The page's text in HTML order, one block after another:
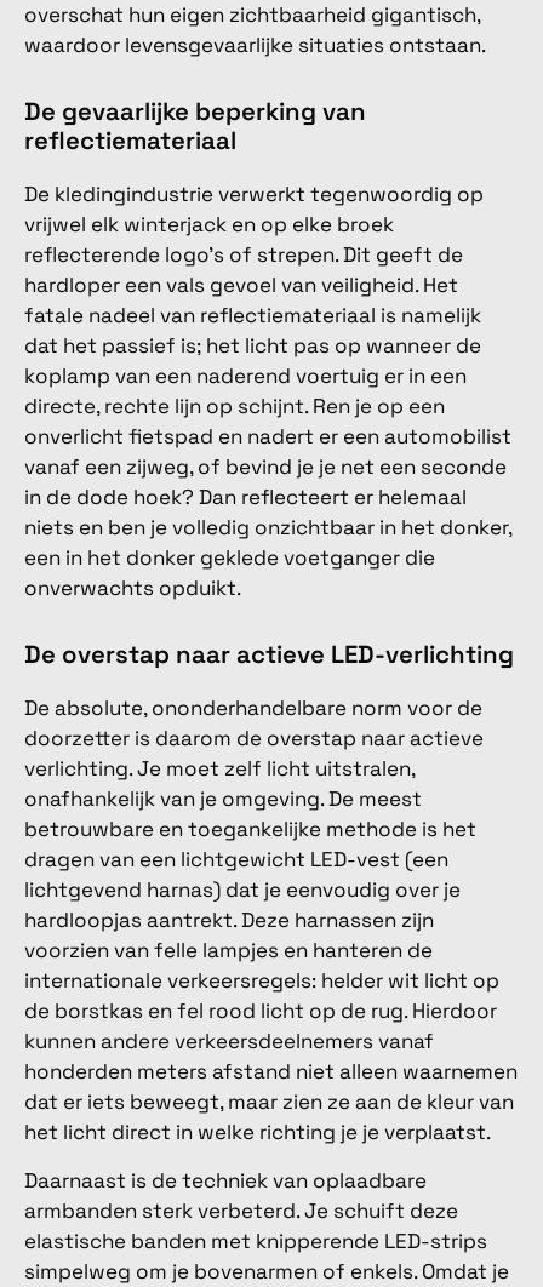
overschat hun eigen zichtbaarheid gigantisch,
waardoor levensgevaarlijke situaties ontstaan.
De gevaarlijke beperking van
reflectiemateriaal
De kledingindustrie verwerkt tegenwoordig op
vrijwel elk winterjack en op elke broek
reflecterende logo's of strepen. Dit geeft de
hardloper een vals gevoel van veiligheid. Het
fatale nadeel van reflectiemateriaal is namelijk
dat het passief is; het licht pas op wanneer de
koplamp van een naderend voertuig er in een
directe, rechte lijn op schijnt. Ren je op een
onverlicht fietspad en nadert er een automobilist
vanaf een zijweg, of bevind je je net een seconde
in de dode hoek? Dan reflecteert er helemaal
niets en ben je volledig onzichtbaar in het donker,
een in het donker geklede voetganger die
onverwachts opduikt.
De overstap naar actieve LED-verlichting
De absolute, ononderhandelbare norm voor de
doorzetter is daarom de overstap naar actieve
verlichting. Je moet zelf licht uitstralen,
onafhankelijk van je omgeving. De meest
betrouwbare en toegankelijke methode is het
dragen van een lichtgewicht LED-vest (een
lichtgevend harnas) dat je eenvoudig over je
hardloopjas aantrekt. Deze harnassen zijn
voorzien van felle lampjes en hanteren de
internationale verkeersregels: helder wit licht op
de borstkas en fel rood licht op de rug. Hierdoor
kunnen andere verkeersdeelnemers vanaf
honderden meters afstand niet alleen waarnemen
dat er iets beweegt, maar zien ze aan de kleur van
het licht direct in welke richting je je verplaatst.
Daarnaast is de techniek van oplaadbare
armbanden sterk verbeterd. Je schuift deze
elastische banden met knipperende LED-strips
simpelweg om je bovenarmen of enkels. Omdat je